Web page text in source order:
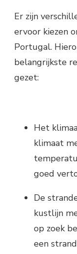
Er zijn
ervoor kiezen
Portugal.
belangrijkste
gezet:
Het
klimaat
goed
De
kustlijn
op zoek
een